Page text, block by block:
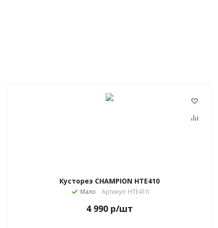
Кусторез CHAMPION HTE410
Мало Артикул: HTE410
4 990 р/шт